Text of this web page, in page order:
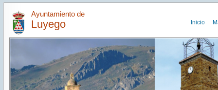
Ayuntamiento de
Luyego Inicio